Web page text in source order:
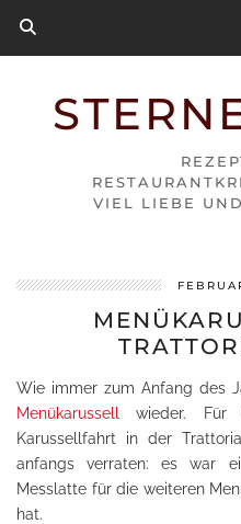
VIEL LIEBE
Wie immer zum Anfang des
Menükarussell
wieder. Für
Karussellfahrt in der
anfangs verraten: es war
Messlatte für die weiteren
hat.